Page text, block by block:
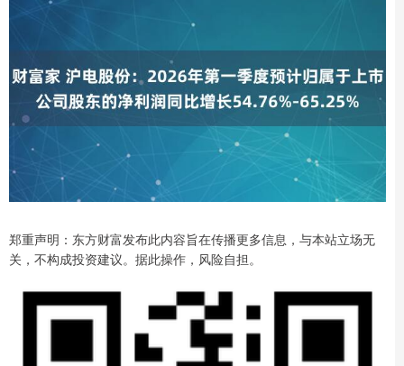
郑重声明：东方财富发布此内容旨在传播更多信息，与本站立场无
关，不构成投资建议。据此操作，风险自担。